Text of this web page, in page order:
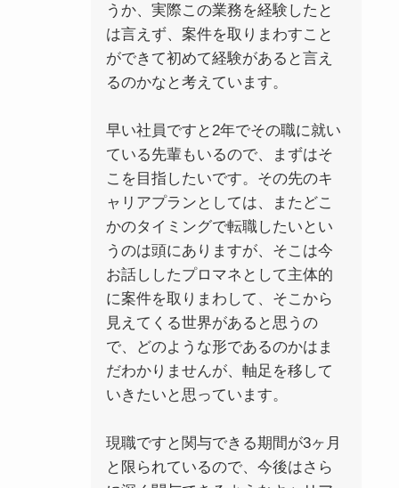
うか、実際この業務を経験したと
は言えず、案件を取りまわすこと
ができて初めて経験があると言え
るのかなと考えています。
早い社員ですと2年でその職に就い
ている先輩もいるので、まずはそ
こを目指したいです。その先のキ
ャリアプランとしては、またどこ
かのタイミングで転職したいとい
うのは頭にありますが、そこは今
お話ししたプロマネとして主体的
に案件を取りまわして、そこから
見えてくる世界があると思うの
で、どのような形であるのかはま
だわかりませんが、軸足を移して
いきたいと思っています。
現職ですと関与できる期間が3ヶ月
と限られているので、今後はさら